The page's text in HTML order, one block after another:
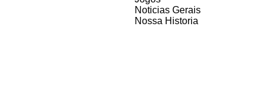
Noticias Gerais
Nossa Historia